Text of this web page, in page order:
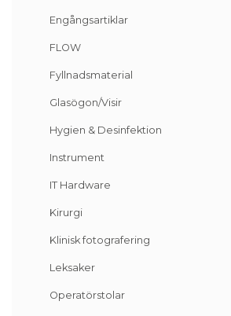
Engångsartiklar
FLOW
Fyllnadsmaterial
Glasögon/Visir
Hygien & Desinfektion
Instrument
IT Hardware
Kirurgi
Klinisk fotografering
Leksaker
Operatörstolar